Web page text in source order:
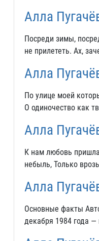
Алла
Посреди зимы,
не прилететь. Ах,
Алла
По улице моей
О одиночество как
Алла
К нам любовь
небыль, Только
Алла
Основные факты
декабря 1984 года —